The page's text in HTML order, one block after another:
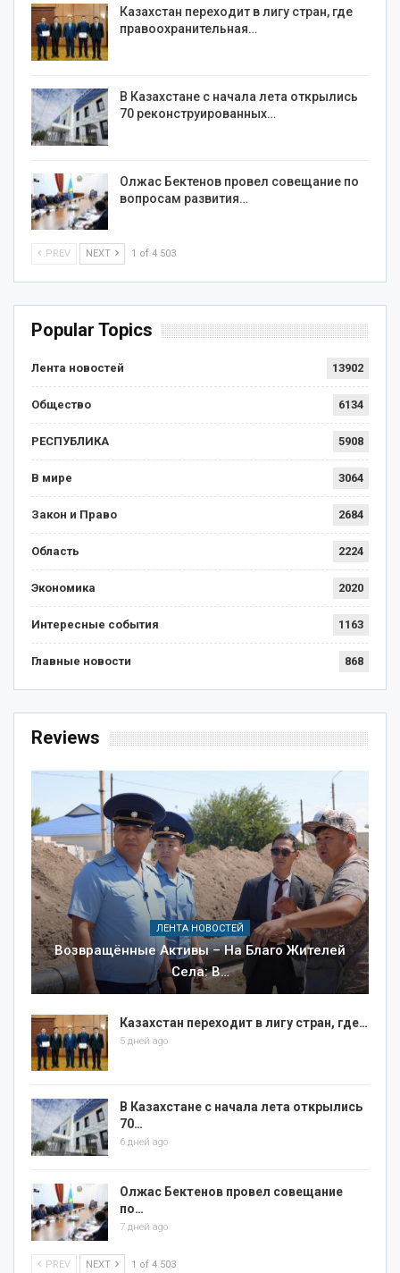
Казахстан переходит в лигу стран, где
правоохранительная…
В Казахстане с начала лета открылись
70 реконструированных…
Олжас Бектенов провел совещание по
вопросам развития…
PREV NEXT 1 of 4 503
Popular Topics
Лента новостей 13902
Общество 6134
РЕСПУБЛИКА 5908
В мире 3064
Закон и Право 2684
Область 2224
Экономика 2020
Интересные события 1163
Главные новости 868
Reviews
ЛЕНТА НОВОСТЕЙ
Возвращённые Активы – На Благо Жителей
Села: В…
Казахстан переходит в лигу стран, где…
5 дней ago
В Казахстане с начала лета открылись
70…
6 дней ago
Олжас Бектенов провел совещание
по…
7 дней ago
PREV NEXT 1 of 4 503